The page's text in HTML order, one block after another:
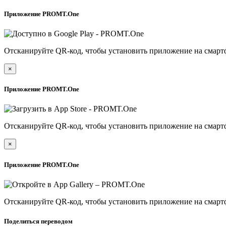
Приложение PROMT.One
Отсканируйте QR-код, чтобы установить приложение на
×
Приложение PROMT.One
Отсканируйте QR-код, чтобы установить приложение на
×
Приложение PROMT.One
Отсканируйте QR-код, чтобы установить приложение на
Поделиться переводом